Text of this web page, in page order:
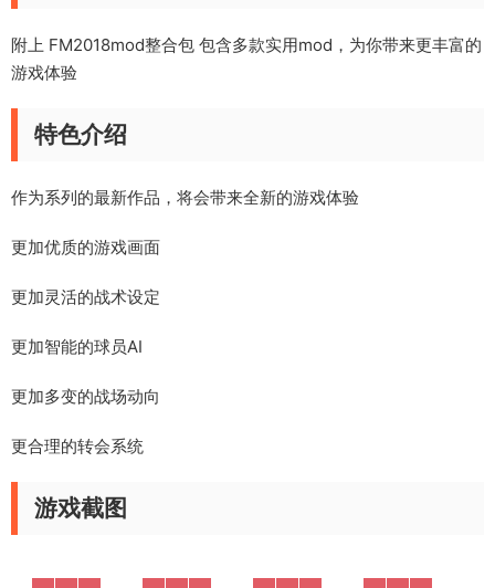
附上 FM2018mod整合包 包含多款实用mod，为你带来更丰富的
游戏体验
特色介绍
作为系列的最新作品，将会带来全新的游戏体验
更加优质的游戏画面
更加灵活的战术设定
更加智能的球员AI
更加多变的战场动向
更合理的转会系统
游戏截图